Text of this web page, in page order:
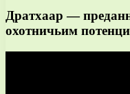
Дратхаар —
охотничьим